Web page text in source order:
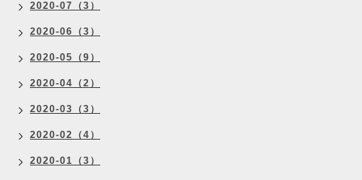
2020-07（3）
2020-06（3）
2020-05（9）
2020-04（2）
2020-03（3）
2020-02（4）
2020-01（3）